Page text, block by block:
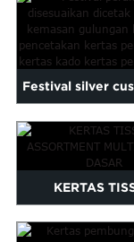
Maltese
Burmese
Sinhala
Sundanese
Festival silver
logo printed
KERTAS
ASSORTMENT